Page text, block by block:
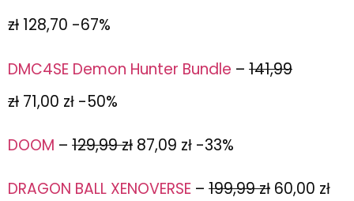
zł 128,70 -67%
DMC4SE Demon Hunter Bundle – 141,99
zł 71,00 zł -50%
DOOM – 129,99 zł 87,09 zł -33%
DRAGON BALL XENOVERSE – 199,99 zł 60,00 zł